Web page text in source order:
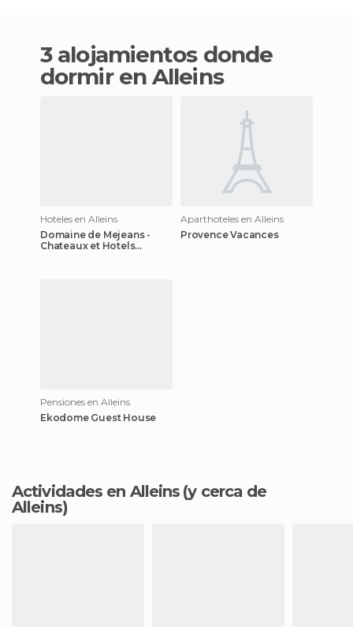
3 alojamientos donde
dormir en Alleins
Hoteles en Alleins
Domaine de Mejeans -
Chateaux et Hotels
Aparthoteles en Alleins
Provence Vacances
Pensiones en Alleins
Ekodome Guest House
Actividades en Alleins (y cerca de
Alleins)